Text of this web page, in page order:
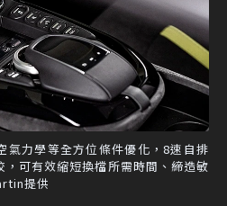
氣力學等全方位條件優化，8速自排
可有效縮短換檔所需時間、締造敏
提供